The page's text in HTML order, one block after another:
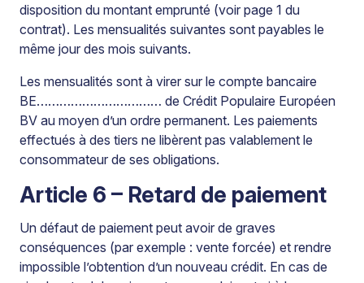
disposition du montant emprunté (voir page 1 du
contrat). Les mensualités suivantes sont payables le
même jour des mois suivants.
Les mensualités sont à virer sur le compte bancaire
BE…………………………… de Crédit Populaire Européen
BV au moyen d’un ordre permanent. Les paiements
effectués à des tiers ne libèrent pas valablement le
consommateur de ses obligations.
Article 6 – Retard de paiement
Un défaut de paiement peut avoir de graves
conséquences (par exemple : vente forcée) et rendre
impossible l’obtention d’un nouveau crédit. En cas de